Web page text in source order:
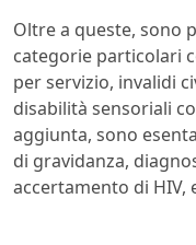
Oltre a queste, sono
categorie particolari
per servizio, invalidi
disabilità sensoriali
aggiunta, sono
di gravidanza,
accertamento di HIV,